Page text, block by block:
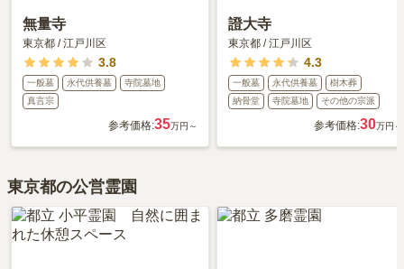
無量寺
東京都 /江戸川区
3.8
一般墓 永代供養墓
寺院墓地
真言宗
参考価格:35万円～
證大寺
東京都 /江戸川区
4.3
一般墓 永代供養墓
樹木葬
納骨堂
寺院墓地 その他の宗派
参考価格:30万円～
東京都の公営霊園